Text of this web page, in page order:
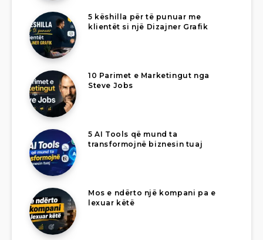
5 këshilla për të punuar me
klientët si një Dizajner Grafik
10 Parimet e Marketingut nga
Steve Jobs
5 AI Tools që mund ta
transformojnë biznesin tuaj
Mos e ndërto një kompani pa e
lexuar këtë